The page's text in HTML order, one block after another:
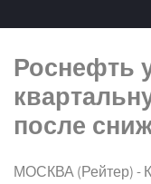
Роснефть
после
МОСКВА (Рейтер) -